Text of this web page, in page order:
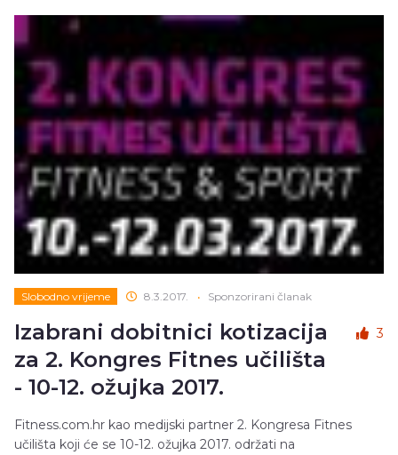
Slobodno vrijeme 8.3.2017. • Sponzorirani članak
Izabrani dobitnici kotizacija
za 2. Kongres Fitnes učilišta
- 10-12. ožujka 2017.
3
Fitness.com.hr kao medijski partner 2. Kongresa Fitnes
učilišta koji će se 10-12. ožujka 2017. održati na